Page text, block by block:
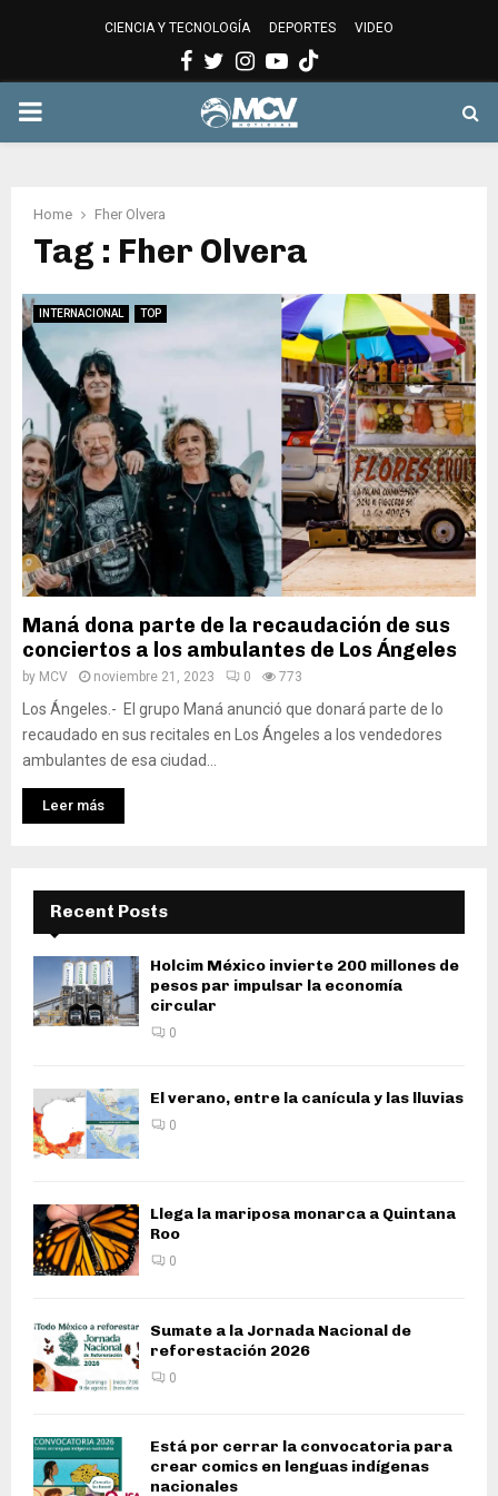
CIENCIA Y TECNOLOGÍA DEPORTES VIDEO
Facebook
Twitter
Instagram
Youtube
PRIMARY
Home Fher Olvera
Tag : Fher Olvera
INTERNACIONAL TOP
Maná dona parte de la recaudación de sus
conciertos a los ambulantes de Los Ángeles
by MCV noviembre 21, 2023 0 773
Los Ángeles.- El grupo Maná anunció que donará parte de lo
recaudado en sus recitales en Los Ángeles a los vendedores
ambulantes de esa ciudad...
Leer más
Recent Posts
Holcim México invierte 200 millones de
pesos par impulsar la economía
circular
0
El verano, entre la canícula y las lluvias
0
Llega la mariposa monarca a Quintana
Roo
0
Sumate a la Jornada Nacional de
reforestación 2026
0
Está por cerrar la convocatoria para
crear comics en lenguas indígenas
nacionales